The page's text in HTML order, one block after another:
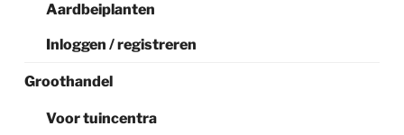
Aardbeiplanten
Inloggen / registreren
Groothandel
Voor tuincentra